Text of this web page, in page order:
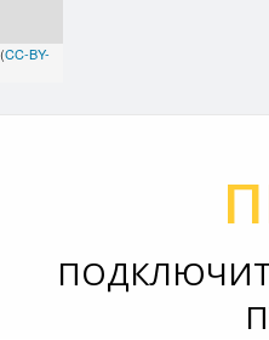
(CC-BY-